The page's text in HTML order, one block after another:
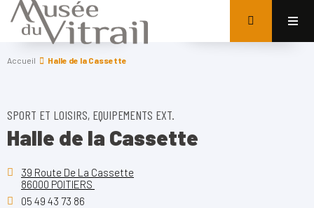
Accueil Halle de la Cassette
SPORT ET LOISIRS, EQUIPEMENTS EXT.
Halle de la Cassette
39 Route De La Cassette
86000 POITIERS
05 49 43 73 86